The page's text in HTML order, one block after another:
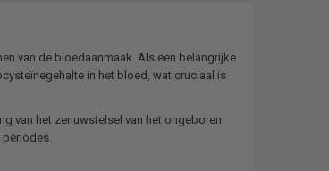
van de bloedaanmaak. Als een belangrijke
in het bloed, wat cruciaal is
van het zenuwstelsel van het ongeboren